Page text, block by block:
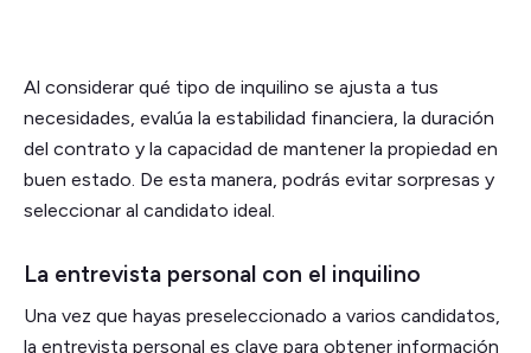
Al considerar qué tipo de inquilino se ajusta a tus
necesidades, evalúa la estabilidad financiera, la duración
del contrato y la capacidad de mantener la propiedad en
buen estado. De esta manera, podrás evitar sorpresas y
seleccionar al candidato ideal.
La entrevista personal con el inquilino
Una vez que hayas preseleccionado a varios candidatos,
la entrevista personal es clave para obtener información